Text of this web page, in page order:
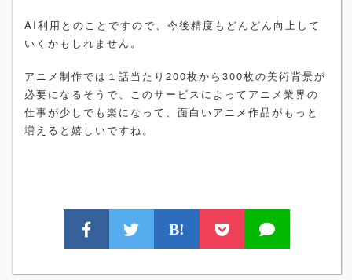
AI利用とのことですので、今後精度もどんどん向上して
いくかもしれません。
アニメ制作では１話当たり200枚から300枚の美術背景が
必要になるそうで、このサービスによってアニメ業界の
仕事が少しでも楽になって、面白いアニメ作品がもっと
増えると嬉しいですね。
B!